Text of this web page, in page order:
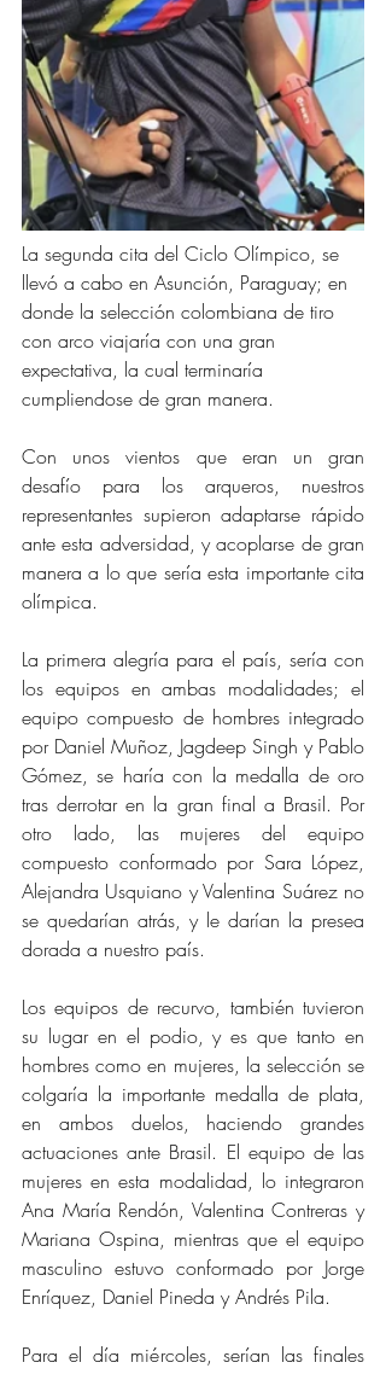
La segunda cita del Ciclo Olímpico, se
llevó a cabo en Asunción, Paraguay; en
donde la selección colombiana de tiro
con arco viajaría con una gran
expectativa, la cual terminaría
cumpliendose de gran manera.
Con unos vientos que eran un gran
desafío para los arqueros, nuestros
representantes supieron adaptarse rápido
ante esta adversidad, y acoplarse de gran
manera a lo que sería esta importante cita
olímpica.
La primera alegría para el país, sería con
los equipos en ambas modalidades; el
equipo compuesto de hombres integrado
por Daniel Muñoz, Jagdeep Singh y Pablo
Gómez, se haría con la medalla de oro
tras derrotar en la gran final a Brasil. Por
otro lado, las mujeres del equipo
compuesto conformado por Sara López,
Alejandra Usquiano y Valentina Suárez no
se quedarían atrás, y le darían la presea
dorada a nuestro país.
Los equipos de recurvo, también tuvieron
su lugar en el podio, y es que tanto en
hombres como en mujeres, la selección se
colgaría la importante medalla de plata,
en ambos duelos, haciendo grandes
actuaciones ante Brasil. El equipo de las
mujeres en esta modalidad, lo integraron
Ana María Rendón, Valentina Contreras y
Mariana Ospina, mientras que el equipo
masculino estuvo conformado por Jorge
Enríquez, Daniel Pineda y Andrés Pila.
Para el día miércoles, serían las finales